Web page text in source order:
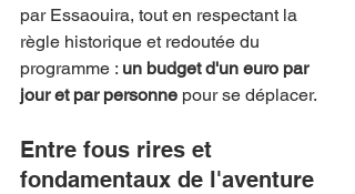
par Essaouira, tout en respectant la
règle historique et redoutée du
programme : un budget d'un euro par
jour et par personne pour se déplacer.
Entre fous rires et
fondamentaux de l'aventure